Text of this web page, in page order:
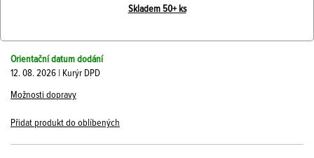
Skladem 50+ ks
Orientační datum dodání
12. 08. 2026 | Kurýr DPD
Možnosti dopravy
Přidat produkt do oblíbených